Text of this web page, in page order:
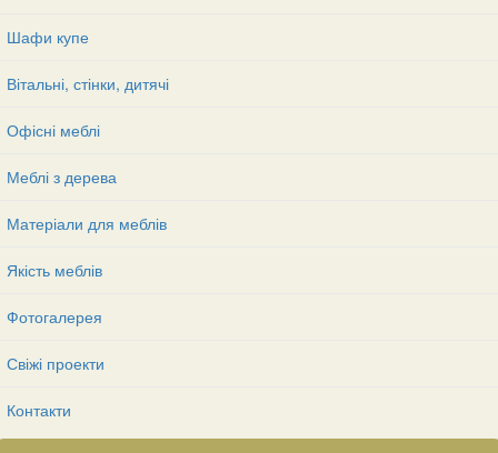
Шафи купе
Вітальні, стінки, дитячі
Офісні меблі
Меблі з дерева
Матеріали для меблів
Якість меблів
Фотогалерея
Свіжі проекти
Контакти